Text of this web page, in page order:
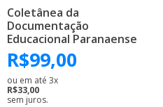
Coletânea da
Documentação
Educacional Paranaense
no Período de 1854-89
R$99,00
ou em até 3x
R$33,00
sem juros.